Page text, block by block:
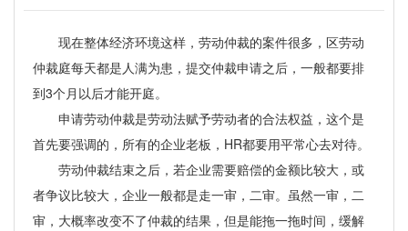
现在整体经济环境这样，劳动仲裁的案件很多，区劳动
仲裁庭每天都是人满为患，提交仲裁申请之后，一般都要排
到3个月以后才能开庭。
申请劳动仲裁是劳动法赋予劳动者的合法权益，这个是
首先要强调的，所有的企业老板，HR都要用平常心去对待。
劳动仲裁结束之后，若企业需要赔偿的金额比较大，或
者争议比较大，企业一般都是走一审，二审。虽然一审，二
审，大概率改变不了仲裁的结果，但是能拖一拖时间，缓解